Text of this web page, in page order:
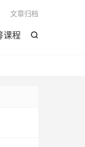

课程
文章归档